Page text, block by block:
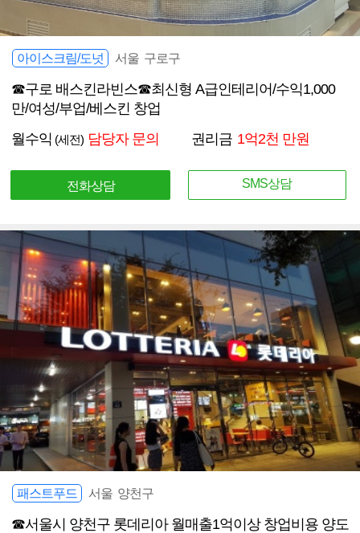
아이스크림/도넛 서울 구로구
☎구로 배스킨라빈스☎최신형 A급인테리어/수익1,000
만/여성/부업/베스킨 창업
월수익 (세전) 담당자 문의 권리금 1억2천 만원
전화상담 SMS상담
패스트푸드 서울 양천구
☎서울시 양천구 롯데리아 월매출1억이상 창업비용 양도